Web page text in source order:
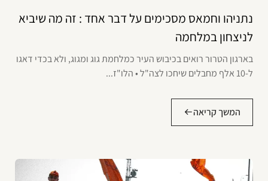
נתניהו וחמאס מסכימים על דבר אחד : זה מה שיביא
לניצחון במלחמה
בארגון הטרור רואים בכיבוש העיר כמלחמת גוג ומגוג, ולא בכדי דאגו
ל-10 אלף מחבלים שיחכו לצה"ל • הלו"ז...
המשך קריאה